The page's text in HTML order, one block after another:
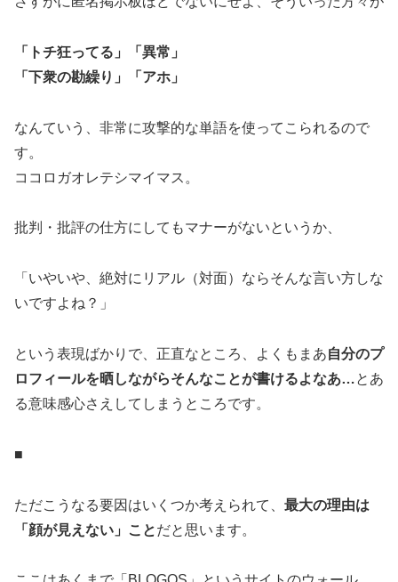
「トチ狂ってる」「異常」
「下衆の勘繰り」「アホ」
なんていう、非常に攻撃的な単語を使ってこられるので
す。
ココロガオレテシマイマス。
批判・批評の仕方にしてもマナーがないというか、
「いやいや、絶対にリアル（対面）ならそんな言い方しな
いですよね？」
という表現ばかりで、正直なところ、よくもまあ自分のプ
ロフィールを晒しながらそんなことが書けるよなあ…とあ
る意味感心さえしてしまうところです。
■
ただこうなる要因はいくつか考えられて、 最大の理由は
「顔が見えない」ことだと思います。